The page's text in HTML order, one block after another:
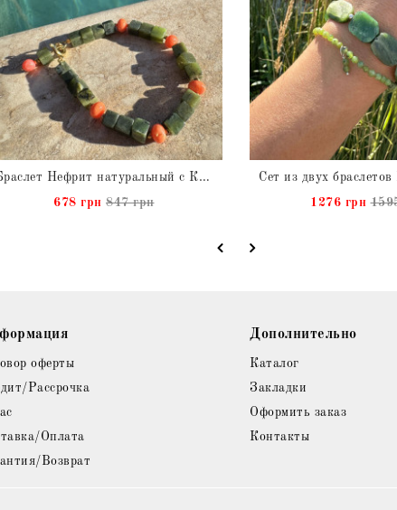
Браслет Нефрит натуральный с Кораллом в серебре с позолотой
678 грн 847 грн
1276 грн
оферты
Рассрочка
Оплата
Возврат
Дополнительно
Каталог
Закладки
Оформить заказ
Контакты